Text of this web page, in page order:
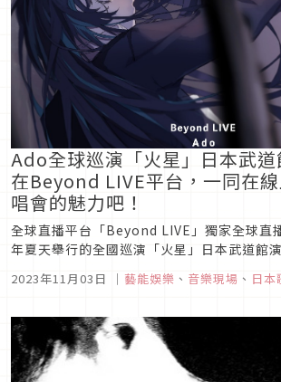
Ado全球巡演「火星」日本武
在Beyond LIVE平台，一同在
唱會的魅力吧！
全球直播平台「Beyond LIVE」獨家全球直
年夏天舉行的全國巡演「火星」日本武道館
表演。
2023年11月03日 ｜ 藝能娛樂 、 音樂現場 、 日本